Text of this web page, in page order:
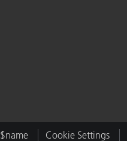
$name Cookie Settings